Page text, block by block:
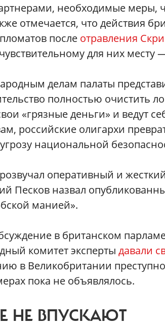
необходимые меры,
отмечается, что действия
после отравления
для них месту
делам палаты
полностью очистить
«грязные деньги» и ведут
российские олигархи
национальной
оперативный и
Песков назвал
манией».
в британском
комитет эксперты давали
в Великобритании
пока не объявлялось.
НЕ ВПУСКАЮТ